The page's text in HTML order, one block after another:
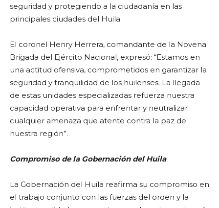
seguridad y protegiendo a la ciudadanía en las
principales ciudades del Huila.
El coronel Henry Herrera, comandante de la Novena
Brigada del Ejército Nacional, expresó: “Estamos en
una actitud ofensiva, comprometidos en garantizar la
seguridad y tranquilidad de los huilenses. La llegada
de estas unidades especializadas refuerza nuestra
capacidad operativa para enfrentar y neutralizar
cualquier amenaza que atente contra la paz de
nuestra región”.
Compromiso de la Gobernación del Huila
La Gobernación del Huila reafirma su compromiso en
el trabajo conjunto con las fuerzas del orden y la